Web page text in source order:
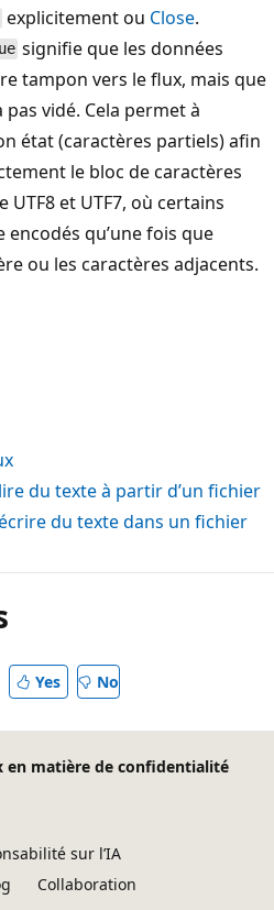
explicitement ou Close.
signifie que les données
tampon vers le flux, mais que
pas vidé. Cela permet à
état (caractères partiels) afin
le bloc de caractères
UTF8 et UTF7, où certains
qu’une fois que
ou les caractères adjacents.
du texte à partir d’un fichier
du texte dans un fichier
Yes No
en matière de confidentialité
sur l’IA
Collaboration